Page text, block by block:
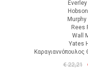
Rees
Wall
Yates
Καραγιαννόπουλος
€ 22,21